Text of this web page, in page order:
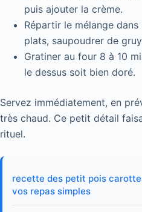
puis ajouter la crème.
Répartir le mélange
plats, saupoudrer de
Gratiner au four 8 à 10
le dessus soit bien doré.
Servez immédiatement, en
très chaud. Ce petit détail
rituel.
recette des petit pois
vos repas simples